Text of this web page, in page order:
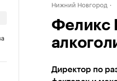
Нижний Новгород
Феликс
Директор по